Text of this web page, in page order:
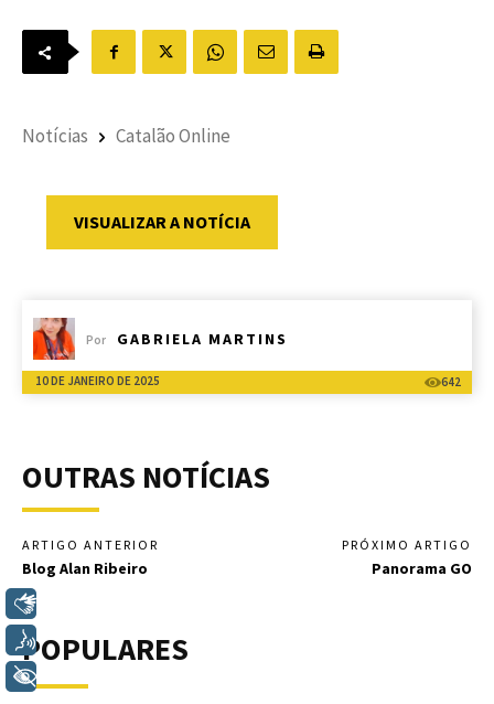
Notícias Catalão Online
VISUALIZAR A NOTÍCIA
Por GABRIELA MARTINS
10 DE JANEIRO DE 2025 642
OUTRAS NOTÍCIAS
ARTIGO ANTERIOR
Blog Alan Ribeiro
PRÓXIMO ARTIGO
Panorama GO
POPULARES
Voz